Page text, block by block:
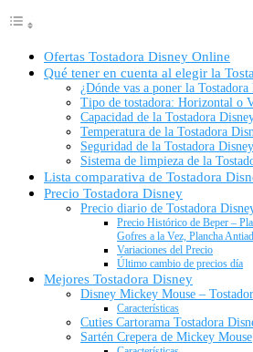
Ofertas Tostadora Disney Online
Qué tener en cuenta al elegir la
¿Dónde vas a poner la
Tipo de tostadora: Horizontal o
Capacidad de la Tostadora
Temperatura de la Tostadora
Seguridad de la Tostadora
Sistema de limpieza de la
Lista comparativa de Tostadora
Precio Tostadora Disney
Precio diario de Tostadora
Precio Histórico de Beper –
Gofres a la Vez, Plancha
Variaciones del Precio
Último cambio de precios día
Mejores Tostadora Disney
Disney Mickey Mouse –
Características
Cuties Cartorama Tostadora
Sartén Crepera de Mickey Mouse